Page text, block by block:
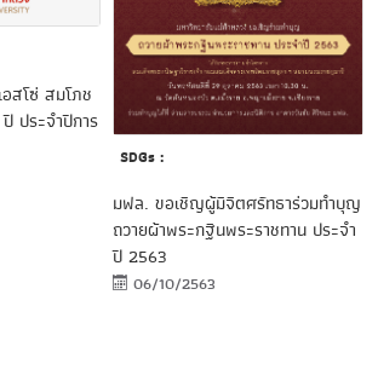
สโซ่ สมโภช
ประจำปีการ
SDGs :
มฟล. ขอเชิญผู้มีจิตศรัทธาร่วมทำบุญ
ถวายผ้าพระกฐินพระราชทาน ประจำ
ปี 2563
06/10/2563